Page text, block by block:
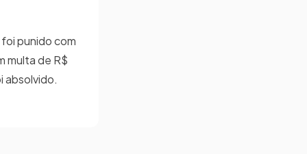
punido com
multa de R$
absolvido.